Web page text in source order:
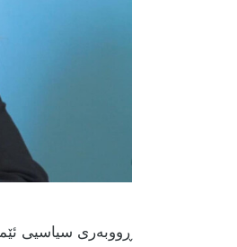
ڕووبەری سیاسیی